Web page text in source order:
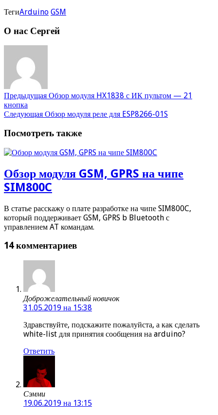
ТегиArduino GSM
О нас Сергей
Предыдущая Обзор модуля HX1838 с ИК пультом — 21
кнопка
Следующая Обзор модуля реле для ESP8266-01S
Посмотреть также
Обзор модуля GSM, GPRS на чипе
SIM800C
В статье расскажу о плате разработке на чипе SIM800C,
который поддерживает GSM, GPRS b Bluetooth с
управлением AT командам.
14 комментариев
Доброжелательный новичок
31.05.2019 на 15:38
Здравствуйте, подскажите пожалуйста, а как сделать
white-list для принятия сообщения на arduino?
Ответить
Сэмми
19.06.2019 на 13:15